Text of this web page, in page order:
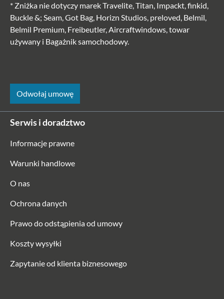
* Zniżka nie dotyczy marek Travelite, Titan, Impackt, finkid,
Buckle &; Seam, Got Bag, Horizn Studios, preloved, Belmil,
Belmil Premium, Freibeutler, Aircraftwindows, towar
używany i Bagażnik samochodowy.
Odwołaj umowę
Serwis i doradztwo
Informacje prawne
Warunki handlowe
O nas
Ochrona danych
Prawo do odstąpienia od umowy
Koszty wysyłki
Zapytanie od klienta biznesowego